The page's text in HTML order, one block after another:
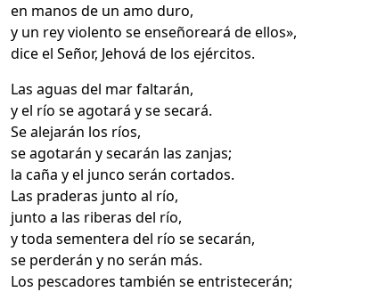
en manos de un amo duro,
y un rey violento se enseñoreará de ellos»,
dice el Señor, Jehová de los ejércitos.
Las aguas del mar faltarán,
y el río se agotará y se secará.
Se alejarán los ríos,
se agotarán y secarán las zanjas;
la caña y el junco serán cortados.
Las praderas junto al río,
junto a las riberas del río,
y toda sementera del río se secarán,
se perderán y no serán más.
Los pescadores también se entristecerán;